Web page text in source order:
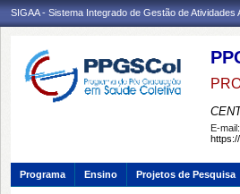
SIGAA - Sistema Integrado de Gestão de Atividades
E-mail:
Programa Ensino Projetos de Pesquisa